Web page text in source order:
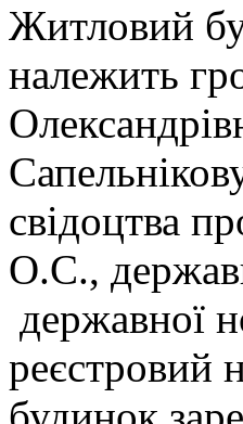
Житловий
належить
свідоцтва
О.С.,
державної
реєстровий